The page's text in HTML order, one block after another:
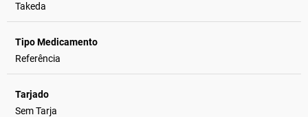
Takeda
Tipo Medicamento
Referência
Tarjado
Sem Tarja